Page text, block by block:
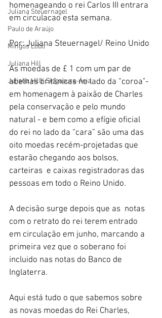
Juliana Steuernagel
Paulo de Araújo
Mingos Lobo
Juliana Hill
Juliana Hill/ Singapura-Ásia
homenageando o rei Carlos III entrara
em circulacao esta semana.
Por: Juliana Steuernagel/ Reino Unido
As moedas de £ 1 com um par de
abelhas britânicas no lado da “coroa"-
em homenagem à paixão de Charles
pela conservação e pelo mundo
natural - e bem como a efígie oficial
do rei no lado da “cara” são uma das
oito moedas recém-projetadas que
estarão chegando aos bolsos,
carteiras  e caixas registradoras das
pessoas em todo o Reino Unido.
A decisão surge depois que as  notas
com o retrato do rei terem entrado
em circulação em junho, marcando a
primeira vez que o soberano foi
incluido nas notas do Banco de
Inglaterra.
Aqui está tudo o que sabemos sobre
as novas moedas do Rei Charles,